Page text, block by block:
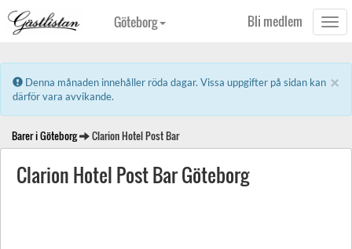
Bli medlem
Göteborg
×
Error:
Denna månaden innehåller röda dagar. Vissa uppgifter på sidan kan
därför vara avvikande.
Barer i Göteborg Clarion Hotel Post Bar
Clarion Hotel Post Bar Göteborg